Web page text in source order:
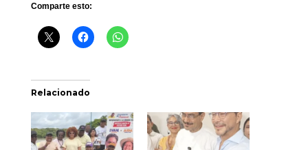
Comparte esto:
Relacionado